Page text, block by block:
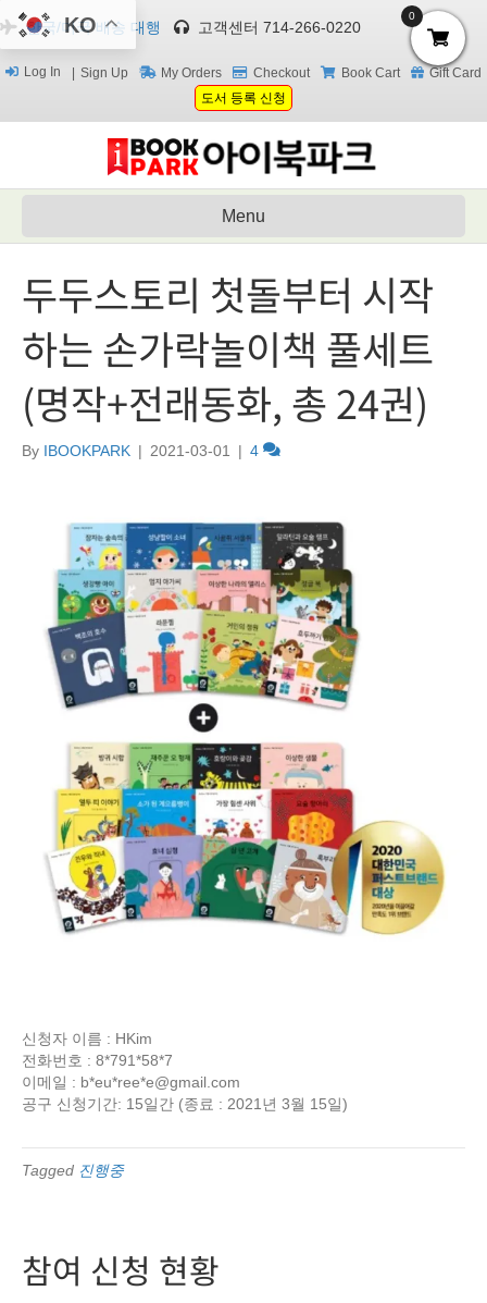
한국/미국 배송 대행 고객센터 714-266-0220
Log In Sign Up My Orders Checkout Book Cart
Gift Card
도서 등록 신청
Menu
두두스토리 첫돌부터 시작
하는 손가락놀이책 풀세트
(명작+전래동화, 총 24권)
By IBOOKPARK | 2021-03-01 | 4
신청자 이름 : HKim
전화번호 : 8*791*58*7
이메일 : b*eu*ree*e@gmail.com
공구 신청기간: 15일간 (종료 : 2021년 3월 15일)
Tagged 진행중
참여 신청 현황
KO 0